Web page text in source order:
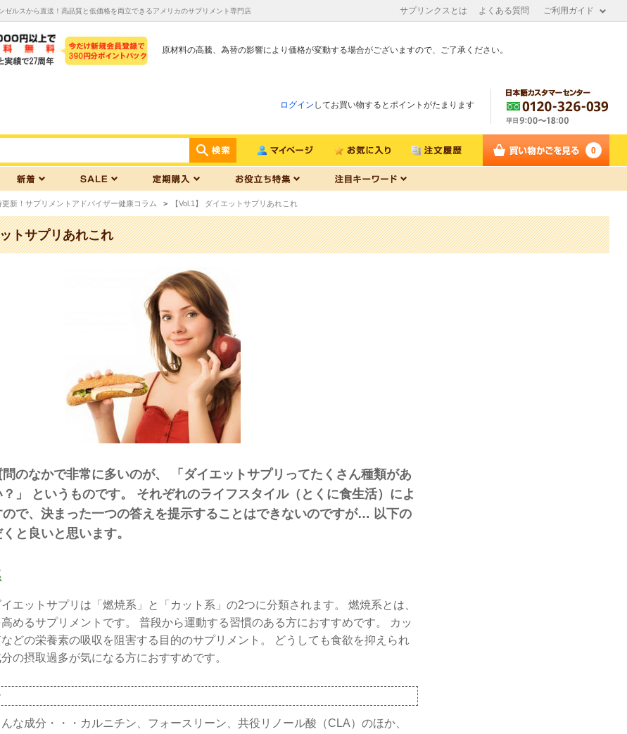
ゼルスから直送！高品質と低価格を両立できるアメリカのサプリメント専門店 サプリンクスとは よくある質問 ご利用ガイド
原材料の高騰、為替の影響により価格が変動する場合がございますので、ご了承ください。
ログイン してお買い物するとポイントがたまります
0
更新！サプリメントアドバイザー健康コラム > 【Vol.1】 ダイエットサプリあれこれ
トサプリあれこれ
のなかで非常に多いのが、 「ダイエットサプリってたくさん種類があ
」 というものです。 それぞれのライフスタイル（とくに食生活）によ
ので、決まった一つの答えを提示することはできないのですが… 以下の
と良いと思います。
エットサプリは「燃焼系」と「カット系」の2つに分類されます。 燃焼系とは、
めるサプリメントです。 普段から運動する習慣のある方におすすめです。 カッ
などの栄養素の吸収を阻害する目的のサプリメント。 どうしても食欲を抑えられ
の摂取過多が気になる方におすすめです。
な成分・・・カルニチン、フォースリーン、共役リノール酸（CLA）のほか、